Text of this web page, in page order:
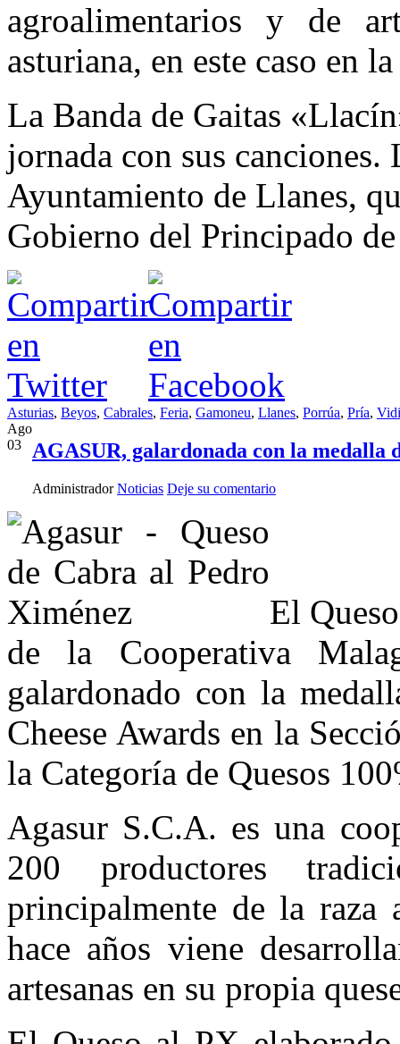
agroalimentarios y de
asturiana, en este caso en
La Banda de Gaitas
jornada con sus canciones.
Ayuntamiento de Llanes,
Gobierno del Principado
Asturias, Beyos, Cabrales, Feria, Gamoneu, Llanes, Porrúa, Pría,
Ago
03
AGASUR, galardonada con la medalla
Administrador Noticias Deje su comentario
El
de la Cooperativa
galardonado con la
Cheese Awards en la
la Categoría de Quesos
Agasur S.C.A. es una
200 productores
principalmente de la raza
hace años viene
artesanas en su propia